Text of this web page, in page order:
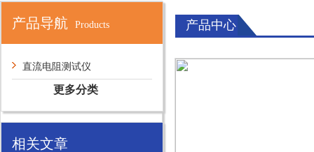
产品导航 Products
直流电阻测试仪
更多分类
相关文章
产品中心